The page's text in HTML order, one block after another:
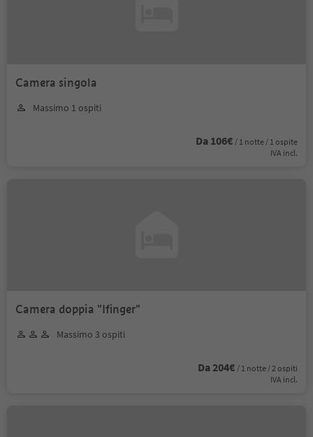
Camera singola
Massimo 1 ospiti
Da 106€ / 1 notte / 1 ospite
IVA incl.
Camera doppia "Ifinger"
Massimo 3 ospiti
Da 204€ / 1 notte / 2 ospiti
IVA incl.